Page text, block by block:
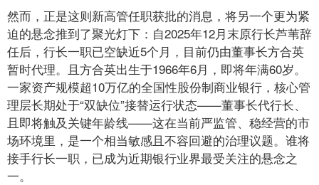
然而，正是这则新高管任职获批的消息，将另一个更为紧
迫的悬念推到了聚光灯下：自2025年12月末原行长芦苇辞
任后，行长一职已空缺近5个月，目前仍由董事长方合英
暂时代理。且方合英出生于1966年6月，即将年满60岁。
一家资产规模超10万亿的全国性股份制商业银行，核心管
理层长期处于“双缺位”接替运行状态——董事长代行长、
且即将触及关键年龄线——这在当前严监管、稳经营的市
场环境里，是一个相当敏感且不容回避的治理议题。谁将
接手行长一职，已成为近期银行业界最受关注的悬念之
一。